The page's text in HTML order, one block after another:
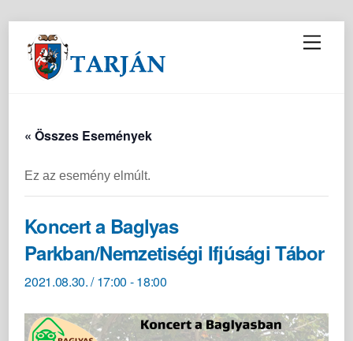
M
e
« Összes Események
Ez az esemény elmúlt.
Koncert a Baglyas
Parkban/Nemzetiségi Ifjúsági Tábor
2021.08.30. / 17:00 -18:00